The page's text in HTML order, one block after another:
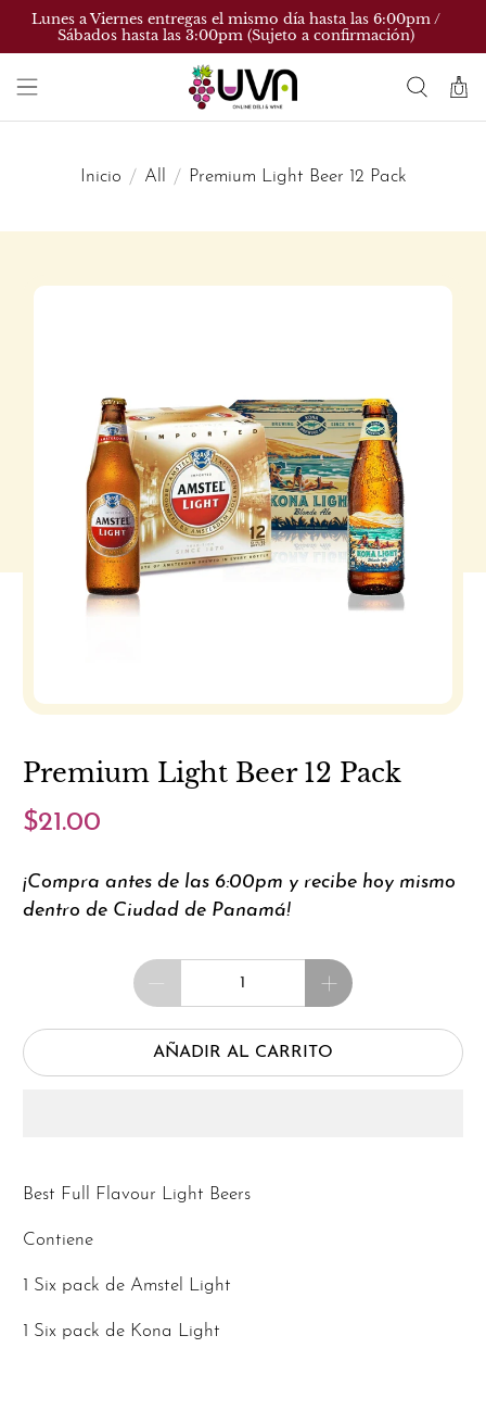
Lunes a Viernes entregas el mismo día hasta las 6:00pm /
Sábados hasta las 3:00pm (Sujeto a confirmación)
Inicio All Premium Light Beer 12 Pack
Premium Light Beer 12 Pack
$21.00
¡Compra antes de las 6:00pm y recibe hoy mismo
dentro de Ciudad de Panamá!
Cantidad
AÑADIR AL CARRITO
Best Full Flavour Light Beers
Contiene
1 Six pack de Amstel Light
1 Six pack de Kona Light